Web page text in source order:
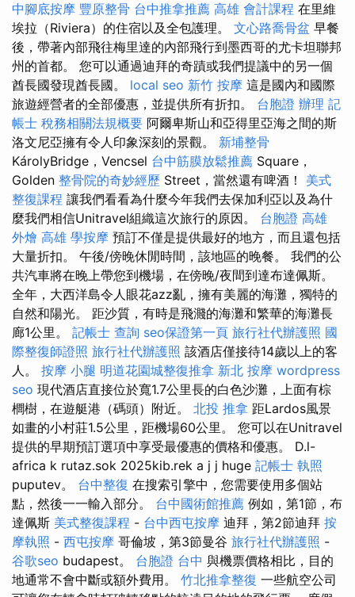
中腳底按摩 豐原整骨 台中推拿推薦 高雄 會計課程 在里維
埃拉（Riviera）的住宿以及全包護理。 文心路喬骨盆 早餐
後，帶著內部飛往梅里達的內部飛行到墨西哥的尤卡坦聯邦
州的首都。 您可以通過迪拜的奇蹟或我們提議中的另一個
酋長國發現酋長國。 local seo 新竹 按摩 這是國內和國際
旅遊經營者的全部優惠，並提供所有折扣。 台胞證 辦理 記
帳士 稅務相關法規概要 阿爾卑斯山和亞得里亞海之間的斯
洛文尼亞擁有令人印象深刻的景觀。 新埔整骨
KárolyBridge，Vencsel 台中筋膜放鬆推薦 Square，
Golden 整骨院的奇妙經歷 Street，當然還有啤酒！ 美式
整復課程 讓我們看看為什麼今年我們去保加利亞以及為什
麼我們相信Unitravel組織這次旅行的原因。 台胞證 高雄
外燴 高雄 學按摩 預訂不僅是提供最好的地方，而且還包括
大量折扣。 午後/傍晚休閒時間，該地區的晚餐。 我們的公
共汽車將在晚上帶您到機場，在傍晚/夜間到達布達佩斯。
全年，大西洋島令人眼花azz亂，擁有美麗的海灘，獨特的
自然和陽光。 距沙質，有時是飛濺的海灘和繁華的海灘長
廊1公里。 記帳士 查詢 seo保證第一頁 旅行社代辦護照 國
際整復師證照 旅行社代辦護照 該酒店僅接待14歲以上的客
人。 按摩 小腿 明道花園城整復推拿 新北 按摩 wordpress
seo 現代酒店直接位於寬1.7公里長的白色沙灘，上面有棕
櫚樹，在遊艇港（碼頭）附近。 北投 推拿 距Lardos風景
如畫的小村莊1.5公里，距機場60公里。 您可以在Unitravel
提供的早期預訂選項中享受最優惠的價格和優惠。 D.l-
africa k rutaz.sok 2025kib.rek a j j huge 記帳士 執照
puputev。 台中整復 在搜索引擎中，您需要使用多個站
點，然後一一輸入部分。 台中國術館推薦 例如，第1節，布
達佩斯 美式整復課程 - 台中西屯按摩 迪拜，第2節迪拜 按
摩執照 - 西屯按摩 哥倫坡，第3節曼谷 旅行社代辦護照 -
谷歌seo budapest。 台胞證 台中 與機票價格相比，目的
地通常不會中斷或額外費用。 竹北推拿整復 一些航空公司